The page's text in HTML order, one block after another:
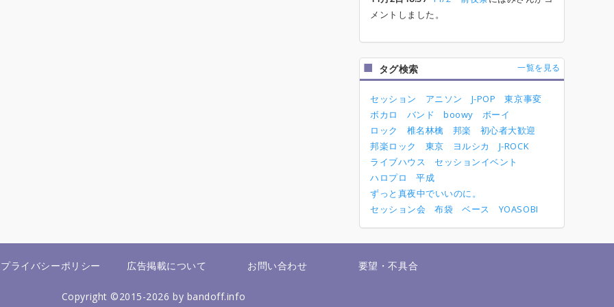
メントしました。
タグ検索 一覧を見る
セッション アニソン J-POP
東京事変
ボカロ
バンド boowy
ボーイ
ロック
椎名林檎 邦楽
初心者大歓迎
邦楽ロック
東京 ヨルシカ
J-ROCK
ライブハウス
セッションイベント
ハロプロ
平成
ずっと真夜中でいいのに。
セッション会
布袋 ベース YOASOBI
プライバシーポリシー 広告掲載について お問い合わせ 要望・不具合
Copyright ©2015-2026 by bandoff.info